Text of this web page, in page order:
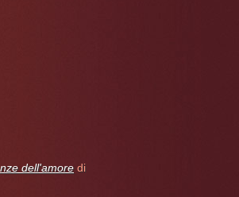
dell'amore di